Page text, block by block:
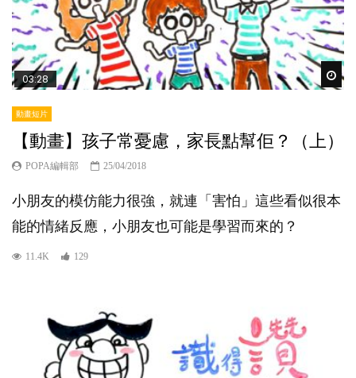
03:28
動畫短片
【動畫】孩子常憂慮，家長點幫佢？（上）
POPA編輯部 25/04/2018
小朋友的模仿能力很強，就連「害怕」這些看似很本
能的情緒反應，小朋友也可能是學習而來的？
11.4K 129